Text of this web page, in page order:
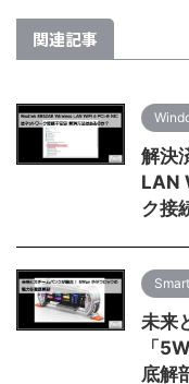
関連記事
解決
LAN
ク接
未来
「
底解